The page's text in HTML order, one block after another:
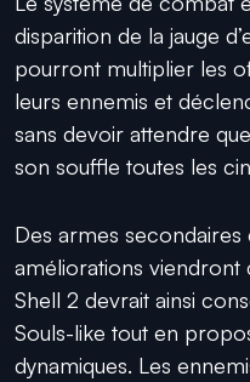
disparition de la jauge
pourront multiplier les
leurs ennemis et
sans devoir attendre
son souffle toutes les
Des armes
améliorations viendront
Shell 2 devrait ainsi
Souls-like tout en
dynamiques. Les